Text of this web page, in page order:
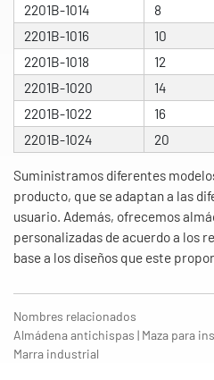
2201B-1014
8
2201B-1016
10
2201B-1018
12
2201B-1020
14
2201B-1022
16
2201B-1024
20
Suministramos diferentes
producto, que se adaptan a las
usuario. Además, ofrecemos
personalizadas de acuerdo a los
base a los diseños que este
Nombres relacionados
Almádena antichispas | Maza para
Marra industrial